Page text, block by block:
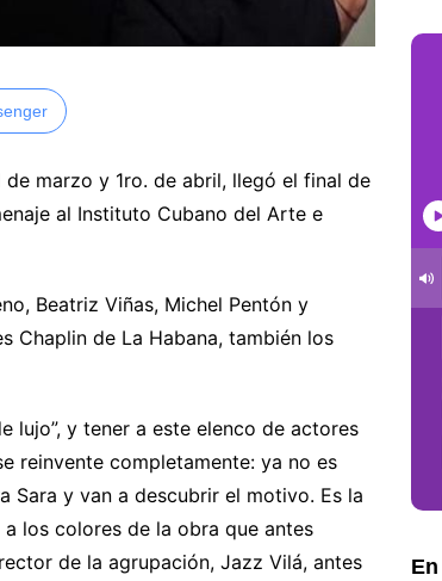
de marzo y 1ro. de abril, llegó el final de
al Instituto Cubano del Arte e
Beatriz Viñas, Michel Pentón y
Chaplin de La Habana, también los
lujo”, y tener a este elenco de actores
reinvente completamente: ya no es
Sara y van a descubrir el motivo. Es la
los colores de la obra que antes
de la agrupación, Jazz Vilá, antes